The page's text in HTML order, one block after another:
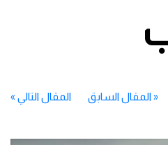
«المقال السابق المقال التالي »